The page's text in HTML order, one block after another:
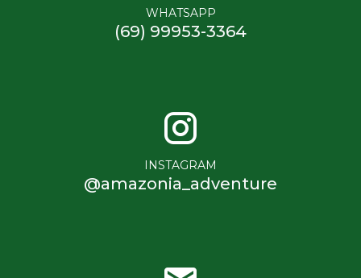
WHATSAPP
(69) 99953-3364
INSTAGRAM
@amazonia_adventure